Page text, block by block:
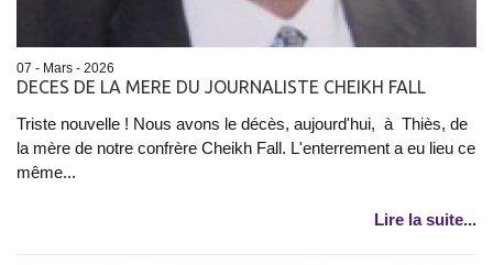
07 - Mars - 2026
DECES DE LA MERE DU JOURNALISTE CHEIKH FALL
Triste nouvelle ! Nous avons le décès, aujourd'hui, à Thiès, de
la mère de notre confrère Cheikh Fall. L'enterrement a eu lieu ce
même...
Lire la suite...